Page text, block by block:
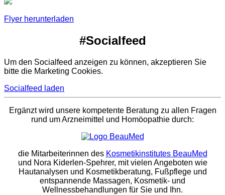
Flyer herunterladen
#Socialfeed
Um den Socialfeed anzeigen zu können, akzeptieren Sie
bitte die Marketing Cookies.
Socialfeed laden
Ergänzt wird unsere kompetente Beratung zu allen Fragen
rund um Arzneimittel und Homöopathie durch:
die Mitarbeiterinnen des Kosmetikinstitutes BeauMed
und Nora Kiderlen-Spehrer, mit vielen Angeboten wie
Hautanalysen und Kosmetikberatung, Fußpflege und
entspannende Massagen, Kosmetik- und
Wellnessbehandlungen für Sie und Ihn.